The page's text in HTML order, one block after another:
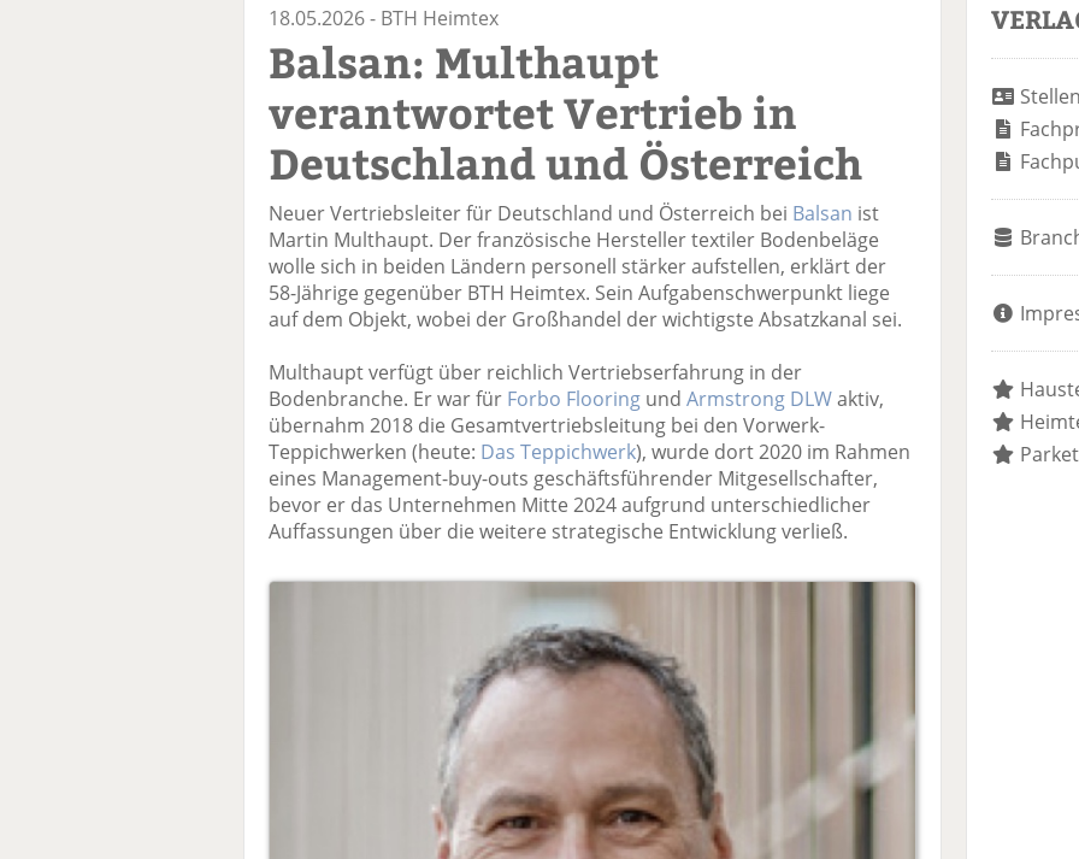
18.05.2026 - BTH Heimtex
Balsan: Multhaupt
verantwortet Vertrieb in
Deutschland und Österreich
Neuer Vertriebsleiter für Deutschland und Österreich bei Balsan ist
Martin Multhaupt. Der französische Hersteller textiler Bodenbeläge
wolle sich in beiden Ländern personell stärker aufstellen, erklärt der
58-Jährige gegenüber BTH Heimtex. Sein Aufgabenschwerpunkt liege
auf dem Objekt, wobei der Großhandel der wichtigste Absatzkanal sei.
Multhaupt verfügt über reichlich Vertriebserfahrung in der
Bodenbranche. Er war für Forbo Flooring und Armstrong DLWaktiv,
übernahm 2018 die Gesamtvertriebsleitung bei den Vorwerk-
Teppichwerken (heute: Das Teppichwerk), wurde dort 2020 im Rahmen
eines Management-buy-outs geschäftsführender Mitgesellschafter,
bevor er das Unternehmen Mitte 2024 aufgrund unterschiedlicher
Auffassungen über die weitere strategische Entwicklung verließ.